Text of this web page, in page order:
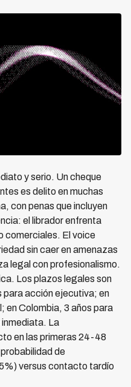
y serio. Un cheque
es delito en muchas
con penas que incluyen
el librador enfrenta
comerciales. El voice
sin caer en amenazas
legal con profesionalismo.
Los plazos legales son
acción ejecutiva; en
en Colombia, 3 años para
La
en las primeras 24-48
de
versus contacto tardío